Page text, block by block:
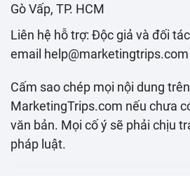
Gò Vấp, TP. HCM
Liên hệ hỗ trợ: Độc giả và đối
email help@marketingtrips.com
Cấm sao chép mọi nội dung
MarketingTrips.com nếu chưa
văn bản. Mọi cố ý sẽ phải chịu
pháp luật.